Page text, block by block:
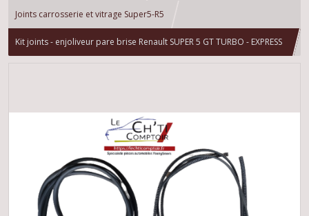
Joints carrosserie et vitrage Super5-R5
Kit joints - enjoliveur pare brise Renault SUPER 5 GT TURBO - EXPRESS